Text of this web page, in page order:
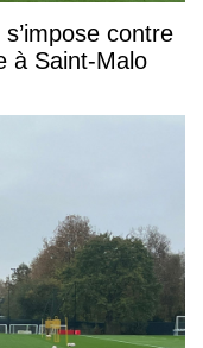
contre
à Saint-Malo